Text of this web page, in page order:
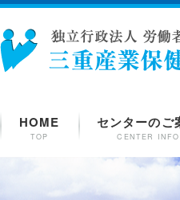
HOME
TOP
センターのご
CENTER INFO